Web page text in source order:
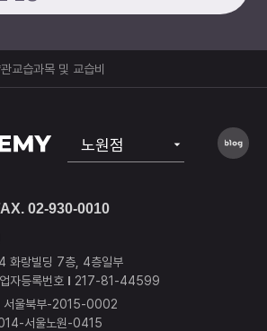
교습과목 및 교습비
노원점
상봉점
구리남양주점
하남미사점
02-930-0010
화랑빌딩 7층, 4층일부
자등록번호
217-81-44599
서울북부-2015-0002
서울노원-0415